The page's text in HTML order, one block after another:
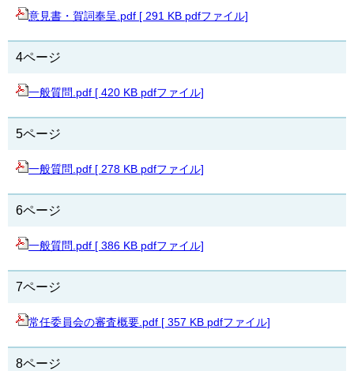
意見書・賀詞奉呈.pdf [ 291 KB pdfファイル]
4ページ
一般質問.pdf [ 420 KB pdfファイル]
5ページ
一般質問.pdf [ 278 KB pdfファイル]
6ページ
一般質問.pdf [ 386 KB pdfファイル]
7ページ
常任委員会の審査概要.pdf [ 357 KB pdfファイル]
8ページ